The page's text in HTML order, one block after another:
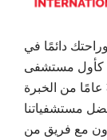
دائمًا في
المقام الأول. منذ افتتاح أبوابنا عام 1997 كأول مستشفى
خاص في سامسون، قدمنا أكثر من 30 عامًا من الخبرة
مستشفياتنا
مع فريق من